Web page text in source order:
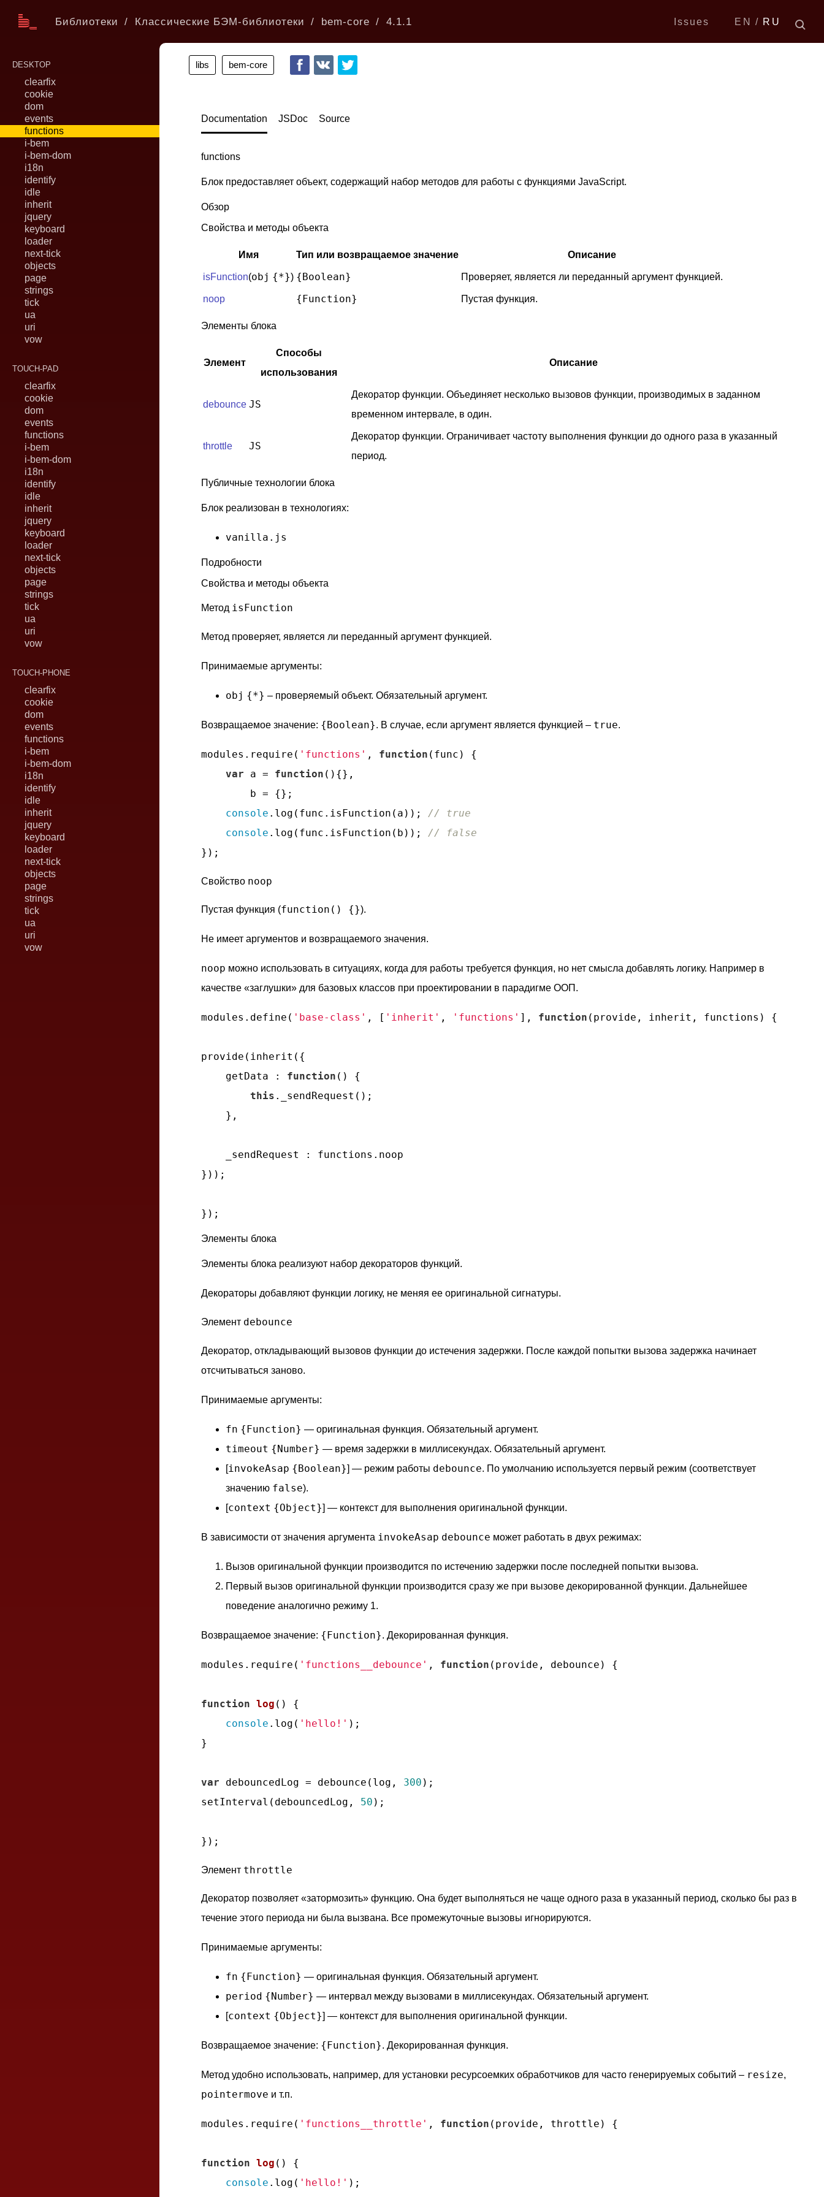
EN RU
Issues
Библиотеки Классические БЭМ-библиотеки bem-core 4.1.1
DESKTOP
clearfix
cookie
dom
events
functions
i-bem
i-bem-dom
i18n
identify
idle
inherit
jquery
keyboard
loader
next-tick
objects
page
strings
tick
ua
uri
vow
TOUCH-PAD
clearfix
cookie
dom
events
functions
i-bem
i-bem-dom
i18n
identify
idle
inherit
jquery
keyboard
loader
next-tick
objects
page
strings
tick
ua
uri
vow
TOUCH-PHONE
clearfix
cookie
dom
events
functions
i-bem
i-bem-dom
i18n
identify
idle
inherit
jquery
keyboard
loader
next-tick
objects
page
strings
tick
ua
uri
vow
Documentation JSDoc Source
functions
Блок предоставляет объект, содержащий набор методов для работы с функциями JavaScript.
Обзор
Свойства и методы объекта
Имя Тип или возвращаемое значение Описание
isFunction(obj {*}) {Boolean} Проверяет, является ли переданный аргумент функцией.
noop {Function} Пустая функция.
Элементы блока
Элемент
Способы
использования
Описание
debounce JS
Декоратор функции. Объединяет несколько вызовов функции, производимых в заданном
временном интервале, в один.
throttle JS
Декоратор функции. Ограничивает частоту выполнения функции до одного раза в указанный
период.
Публичные технологии блока
Блок реализован в технологиях:
vanilla.js
Подробности
Свойства и методы объекта
Метод isFunction
Метод проверяет, является ли переданный аргумент функцией.
Принимаемые аргументы:
obj {*} – проверяемый объект. Обязательный аргумент.
Возвращаемое значение: {Boolean}. В случае, если аргумент является функцией – true.
modules.require( 'functions' , function ( func ) {
var a = function ( ) {},
        b = {};
console .log(func.isFunction(a)); // true
console .log(func.isFunction(b)); // false
Свойство noop
Пустая функция (function() {}).
Не имеет аргументов и возвращаемого значения.
noop можно использовать в ситуациях, когда для работы требуется функция, но нет смысла добавлять логику. Например в
качестве «заглушки» для базовых классов при проектировании в парадигме ООП.
modules.define( 'base-class' , [ 'inherit' , 'functions' ], function ( provide, inherit, functions ) {
provide(inherit({
getData : function ( ) {
this ._sendRequest();
    },
_sendRequest
: functions.noop
}));
Элементы блока
Элементы блока реализуют набор декораторов функций.
Декораторы добавляют функции логику, не меняя ее оригинальной сигнатуры.
Элемент debounce
Декоратор, откладывающий вызовов функции до истечения задержки. После каждой попытки вызова задержка начинает
отсчитываться заново.
Принимаемые аргументы:
fn {Function} — оригинальная функция. Обязательный аргумент.
timeout {Number} — время задержки в миллисекундах. Обязательный аргумент.
[invokeAsap {Boolean}] — режим работы debounce. По умолчанию используется первый режим (соответствует
значению false).
[context {Object}] — контекст для выполнения оригинальной функции.
В зависимости от значения аргумента invokeAsap debounce может работать в двух режимах:
Вызов оригинальной функции производится по истечению задержки после последней попытки вызова.
Первый вызов оригинальной функции производится сразу же при вызове декорированной функции. Дальнейшее
поведение аналогично режиму 1.
Возвращаемое значение: {Function}. Декорированная функция.
modules.require( 'functions__debounce' , function ( provide, debounce ) {
function log ( ) {
console .log( 'hello!' );
}
var debouncedLog = debounce(log, 300 );
setInterval(debouncedLog, 50 );
Элемент throttle
Декоратор позволяет «затормозить» функцию. Она будет выполняться не чаще одного раза в указанный период, сколько бы раз в
течение этого периода ни была вызвана. Все промежуточные вызовы игнорируются.
Принимаемые аргументы:
fn {Function} — оригинальная функция. Обязательный аргумент.
period {Number} — интервал между вызовами в миллисекундах. Обязательный аргумент.
[context {Object}] — контекст для выполнения оригинальной функции.
Возвращаемое значение: {Function}. Декорированная функция.
Метод удобно использовать, например, для установки ресурсоемких обработчиков для часто генерируемых событий – resize,
pointermove и т.п.
modules.require( 'functions__throttle' , function ( provide, throttle ) {
function log ( ) {
console .log( 'hello!' );
libs bem-core